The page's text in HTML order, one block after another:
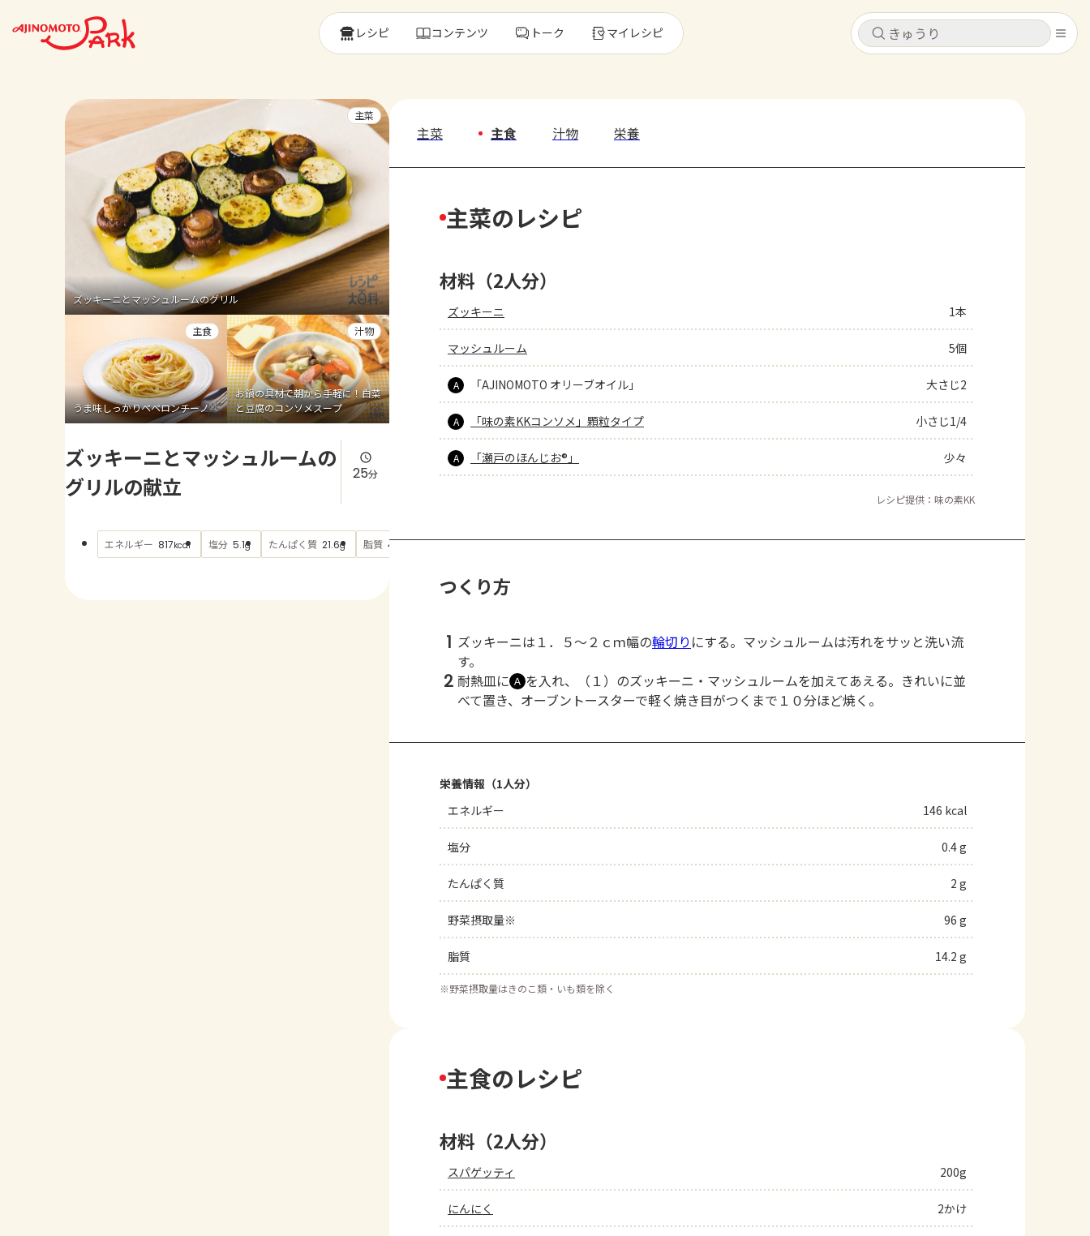
キャンセル
よくあるお問い合わせ
お買い物
キャンセル
レシピ コンテンツ トーク マイレシピ
ズッキーニとマッシュルームのグリル
主菜
うま味しっかりペペロンチーノ
主食
お鍋の具材で朝から手軽に！白菜
と豆腐のコンソメスープ
汁物
ズッキーニとマッシュルームの
グリルの献立
25分
エネルギー 817kcal 塩分 5.1g たんぱく質 21.6g 脂質 45 もっと見る
主菜 主食 汁物 栄養
主菜のレシピ
材料（2人分）
ズッキーニ 1本
マッシュルーム 5個
A 「AJINOMOTO オリーブオイル」 大さじ2
A 「味の素KKコンソメ」顆粒タイプ 小さじ1/4
A 「瀬戸のほんじお®」 少々
レシピ提供：味の素KK
つくり方
1 ズッキーニは１．５～２ｃｍ幅の輪切り にする。マッシュルームは汚れをサッと洗い流
す。
2 耐熱皿に Ａ を入れ、（１）のズッキーニ・マッシュルームを加えてあえる。きれいに並
べて置き、オーブントースターで軽く焼き目がつくまで１０分ほど焼く。
栄養情報（1人分）
エネルギー
146 kcal
塩分 0.4 g
たんぱく質 2 g
野菜摂取量※ 96 g
脂質 14.2 g
※野菜摂取量はきのこ類・いも類を除く
主食のレシピ
材料（2人分）
スパゲッティ 200g
にんにく 2かけ